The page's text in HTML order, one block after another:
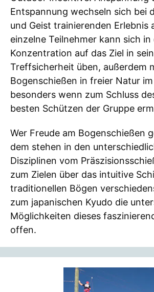
Entspannung wechseln sich bei
und Geist trainierenden Erlebnis
einzelne Teilnehmer kann sich in
Konzentration auf das Ziel in
Treffsicherheit üben, außerdem
Bogenschießen in freier Natur
besonders wenn zum Schluss
besten Schützen der Gruppe
Wer Freude am Bogenschießen
dem stehen in den
Disziplinen vom
zum Zielen über das intuitive
traditionellen Bögen
zum japanischen Kyudo die
Möglichkeiten dieses
offen.